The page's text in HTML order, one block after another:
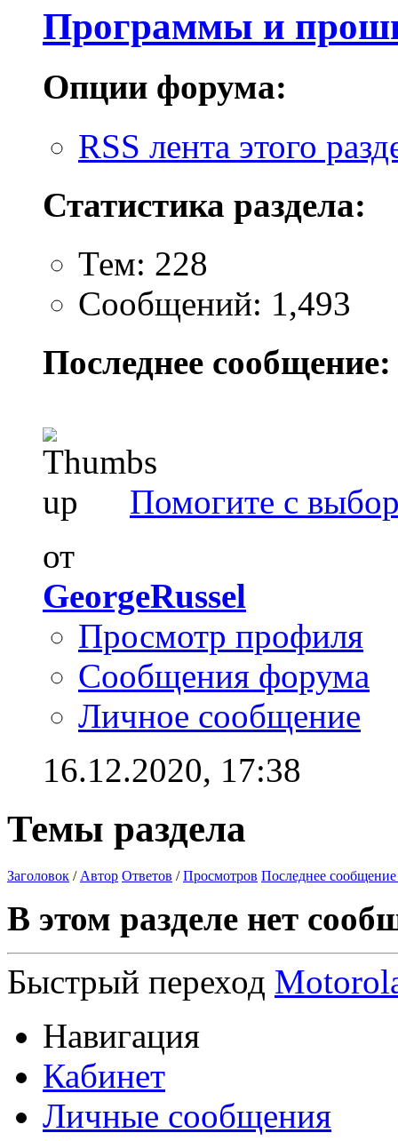
Программы и
Опции форума:
RSS лента этого
Статистика раздела:
Тем: 228
Сообщений: 1,493
Последнее сообщение:
Помогите с
от
GeorgeRussel
Просмотр профиля
Сообщения форума
Личное сообщение
16.12.2020, 17:38
Темы раздела
Заголовок / Автор Ответов /Просмотров Последнее сообщение
В этом разделе нет
Быстрый переход
Навигация
Кабинет
Личные сообщения